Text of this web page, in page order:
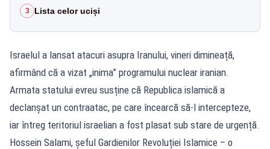
3 Lista celor uciși
Israelul a lansat atacuri asupra Iranului, vineri dimineață,
afirmând că a vizat „inima” programului nuclear iranian.
Armata statului evreu susține că Republica islamică a
declanșat un contraatac, pe care încearcă să-l intercepteze,
iar întreg teritoriul israelian a fost plasat sub stare de urgență.
Hossein Salami, șeful Gardienilor Revoluției Islamice – o